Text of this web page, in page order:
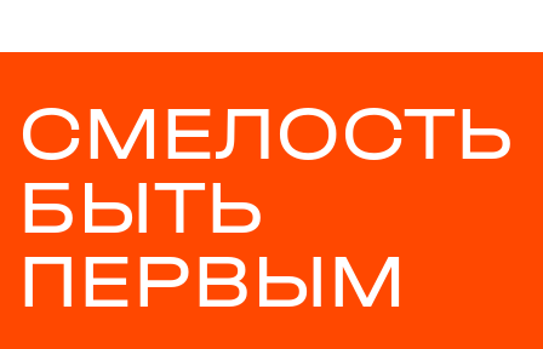
СМЕЛОСТЬ
БЫТЬ
ПЕРВЫМ